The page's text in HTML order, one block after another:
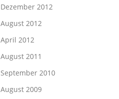
Dezember 2012
August 2012
April 2012
August 2011
September 2010
August 2009